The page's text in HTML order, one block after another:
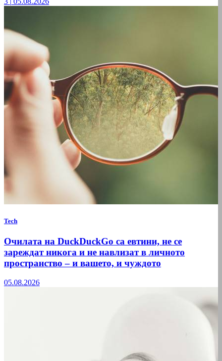
Tech
Очилата на DuckDuckGo са евтини, не се
зареждат никога и не навлизат в личното
пространство – и вашето, и чуждото
05.08.2026